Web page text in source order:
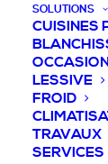
SOLUTIONS
CUISINES
LESSIVE
FROID
TRAVAUX